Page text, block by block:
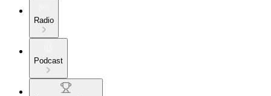
Radio
Podcast